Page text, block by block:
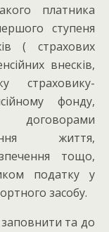
платника
ступеня
( страхових
внесків,
страховику-
фонду,
договорами
життя,
тощо,
податку у
засобу.
та до